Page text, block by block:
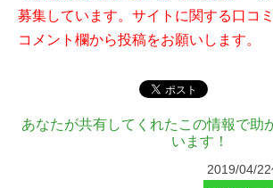
募集しています。サイトに関する口コ
コメント欄から投稿をお願いします。
あなたが共有してくれたこの情報で助
います！
2019/04/